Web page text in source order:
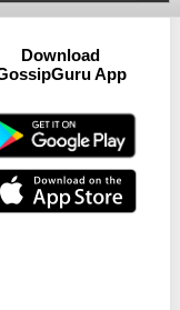
Download
App